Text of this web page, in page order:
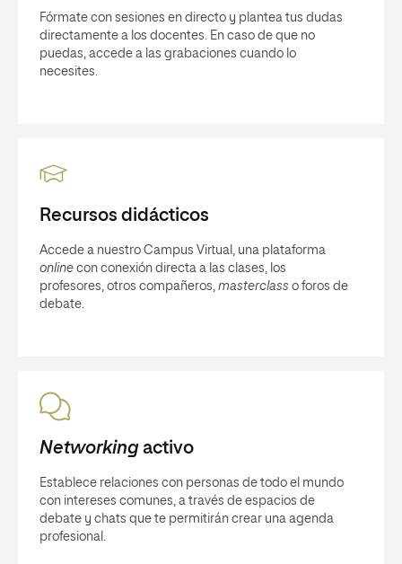
Fórmate con sesiones en directo y plantea tus dudas
directamente a los docentes. En caso de que no
puedas, accede a las grabaciones cuando lo
necesites.
Recursos didácticos
Accede a nuestro Campus Virtual, una plataforma
online con conexión directa a las clases, los
profesores, otros compañeros, masterclass o foros de
debate.
Networkingactivo
Establece relaciones con personas de todo el mundo
con intereses comunes, a través de espacios de
debate y chats que te permitirán crear una agenda
profesional.